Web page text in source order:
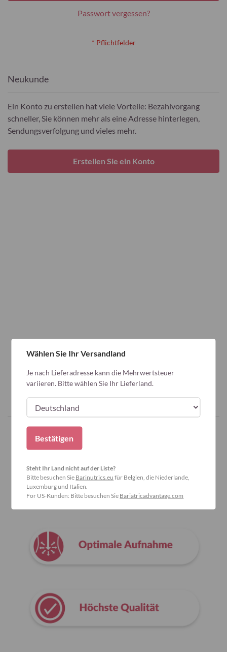
Passwort vergessen?
Neukunde
Ein Konto zu erstellen hat viele Vorteile: Bezahlvorgang
schneller, Sie können mehr als eine Adresse hinterlegen,
Sendungsverfolgung und vieles mehr.
Erstellen Sie ein Konto
Warum Bariatric Advantage wählen?
Wählen Sie Ihr Versandland
Je nach Lieferadresse kann die Mehrwertsteuer
variieren. Bitte wählen Sie Ihr Lieferland.
Bestätigen
Steht Ihr Land nicht auf der Liste?
Bitte besuchen Sie Barinutrics.eu für Belgien, die Niederlande,
Luxemburg und Italien.
For US-Kunden: Bitte besuchen Sie Bariatricadvantage.com